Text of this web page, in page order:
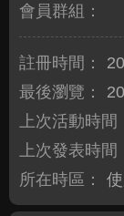
會員群組：
註冊時間：
最後瀏覽：
上次活動時間
上次發表時間
所在時區：